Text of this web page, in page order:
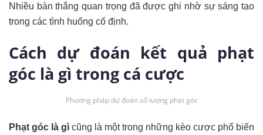
Nhiều bàn thắng quan trọng đã được ghi nhờ sự sáng tạo
trong các tình huống cố định.
Cách dự đoán kết quả phạt
góc là gì trong cá cược
Phương pháp dự đoán số lượng phạt góc
Phạt góc là gì cũng là một trong những kèo cược phổ biến